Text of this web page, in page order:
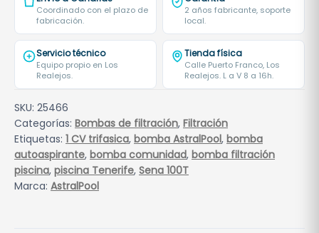
Coordinado con el plazo de
fabricación.
2 años fabricante, soporte
local.
Servicio técnico
Equipo propio en Los
Realejos.
Tienda física
Calle Puerto Franco, Los
Realejos. L a V 8 a 16h.
SKU: 25466
Categorías: Bombas de filtración, Filtración
Etiquetas: 1 CV trifasica, bomba AstralPool, bomba
autoaspirante, bomba comunidad, bomba filtración
piscina, piscina Tenerife, Sena 100T
Marca: AstralPool